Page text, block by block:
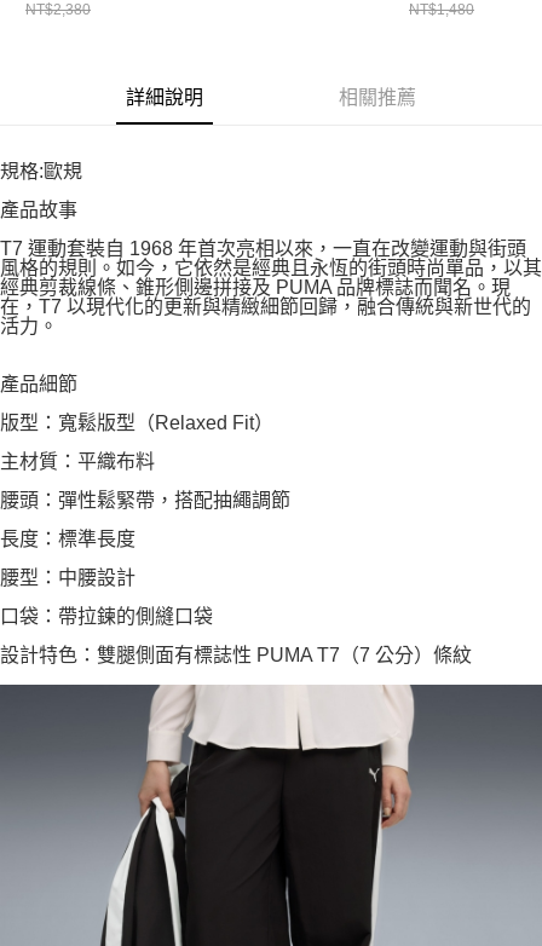
NT$2,380 NT$1,480
詳細說明 相關推薦
規格:歐規
產品故事
T7 運動套裝自 1968 年首次亮相以來，一直在改變運動與街頭
風格的規則。如今，它依然是經典且永恆的街頭時尚單品，以其
經典剪裁線條、錐形側邊拼接及 PUMA 品牌標誌而聞名。現
在，T7 以現代化的更新與精緻細節回歸，融合傳統與新世代的
活力。
產品細節
版型：寬鬆版型（Relaxed Fit）
主材質：平織布料
腰頭：彈性鬆緊帶，搭配抽繩調節
長度：標準長度
腰型：中腰設計
口袋：帶拉鍊的側縫口袋
設計特色：雙腿側面有標誌性 PUMA T7（7 公分）條紋